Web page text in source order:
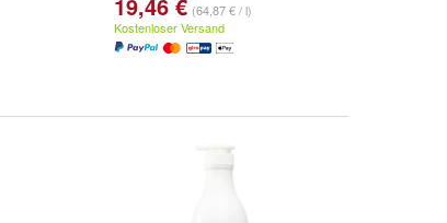
(64,87 € / l)
Kostenloser Versand